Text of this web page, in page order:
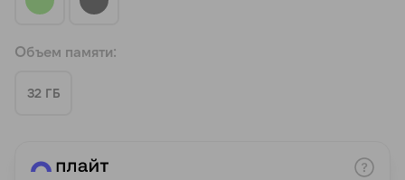
Объем памяти:
32 ГБ